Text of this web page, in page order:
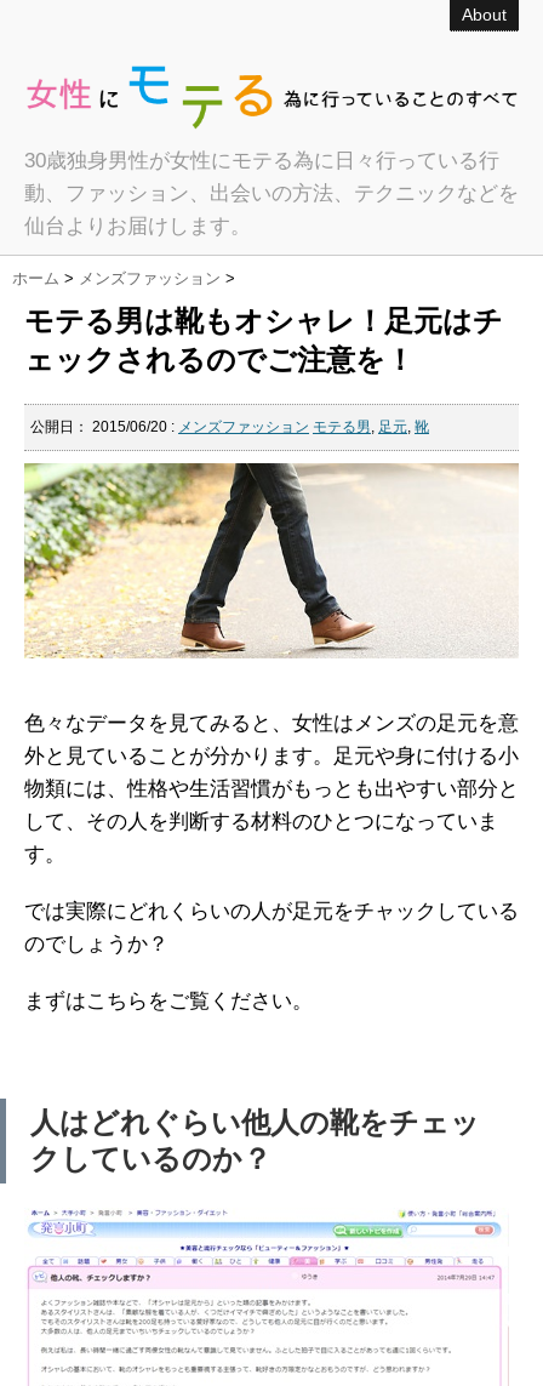
About
30歳独身男性が女性にモテる為に日々行っている行
動、ファッション、出会いの方法、テクニックなどを
仙台よりお届けします。
ホーム > メンズファッション >
モテる男は靴もオシャレ！足元はチ
ェックされるのでご注意を！
公開日： 2015/06/20 : メンズファッション モテる男, 足元, 靴
色々なデータを見てみると、女性はメンズの足元を意
外と見ていることが分かります。足元や身に付ける小
物類には、性格や生活習慣がもっとも出やすい部分と
して、その人を判断する材料のひとつになっていま
す。
では実際にどれくらいの人が足元をチャックしている
のでしょうか？
まずはこちらをご覧ください。
人はどれぐらい他人の靴をチェッ
クしているのか？